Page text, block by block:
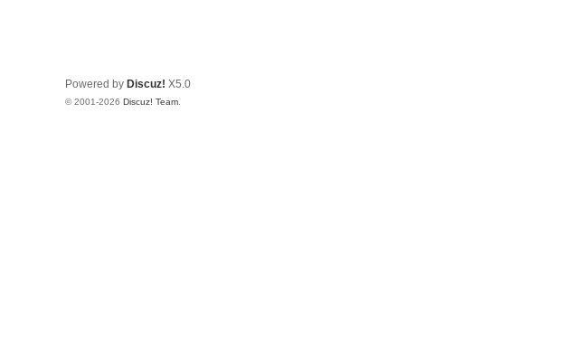
Powered by Discuz! X5.0
© 2001-2026 Discuz! Team